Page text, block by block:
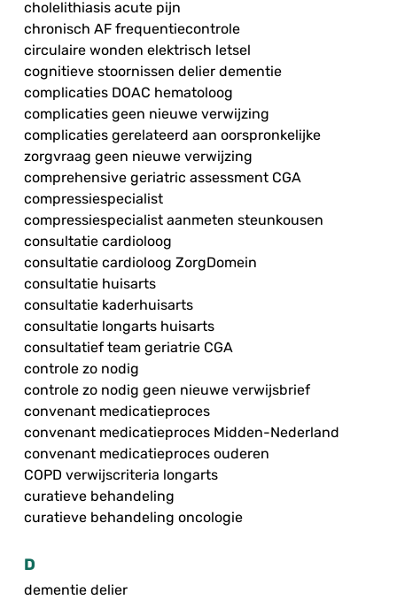
cholelithiasis acute pijn
chronisch AF frequentiecontrole
circulaire wonden elektrisch letsel
cognitieve stoornissen delier dementie
complicaties DOAC hematoloog
complicaties geen nieuwe verwijzing
complicaties gerelateerd aan oorspronkelijke
zorgvraag geen nieuwe verwijzing
comprehensive geriatric assessment CGA
compressiespecialist
compressiespecialist aanmeten steunkousen
consultatie cardioloog
consultatie cardioloog ZorgDomein
consultatie huisarts
consultatie kaderhuisarts
consultatie longarts huisarts
consultatief team geriatrie CGA
controle zo nodig
controle zo nodig geen nieuwe verwijsbrief
convenant medicatieproces
convenant medicatieproces Midden-Nederland
convenant medicatieproces ouderen
COPD verwijscriteria longarts
curatieve behandeling
curatieve behandeling oncologie
D
dementie delier